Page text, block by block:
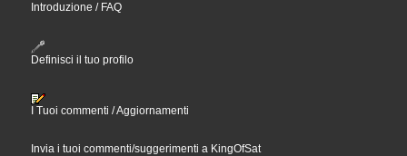
Introduzione / FAQ
Definisci il tuo profilo
I Tuoi commenti / Aggiornamenti
Invia i tuoi commenti/suggerimenti a KingOfSat